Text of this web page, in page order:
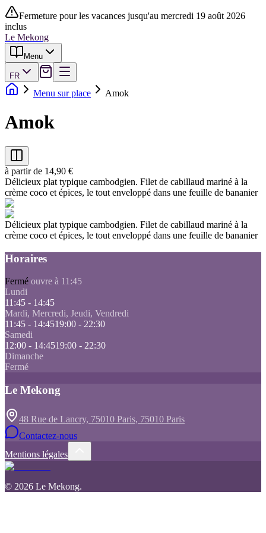
Fermeture pour les vacances jusqu'au mercredi 19 août 2026
inclus
Le Mekong
Menu
FR
Menu sur place Amok
Amok
à partir de 14,90 €
Délicieux plat typique cambodgien. Filet de cabillaud mariné à la
crème coco et épices, le tout enveloppé dans une feuille de bananier
Délicieux plat typique cambodgien. Filet de cabillaud mariné à la
crème coco et épices, le tout enveloppé dans une feuille de bananier
Horaires
Fermé ouvre à 11:45
Lundi
11:45 - 14:45
Mardi, Mercredi, Jeudi, Vendredi
11:45 - 14:4519:00 - 22:30
Samedi
12:00 - 14:4519:00 - 22:30
Dimanche
Fermé
Le Mekong
48 Rue de Lancry, 75010 Paris, 75010 Paris
Contactez-nous
Mentions légales
© 2026 Le Mekong.